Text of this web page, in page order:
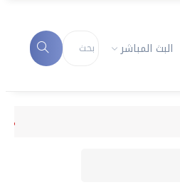
البث المباشر
2021 وفاة الفنانة دلال عبد العزيز